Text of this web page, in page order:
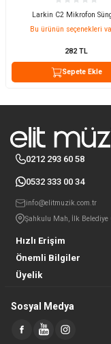
Larkin C2 Mikrofon
Bu ürünün seçenekleri
282TL
Sepete Ekle
Hızlı Erişim
Önemli Bilgiler
Üyelik
0212 293 60 58
0532 333 00 34
info@elitmuzik.com.tr
Şahkulu Mah, İlk
Sosyal Medya